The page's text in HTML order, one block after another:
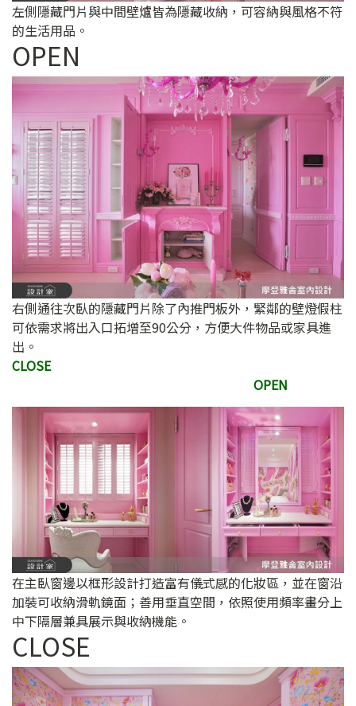
左側隱藏門片與中間壁爐皆為隱藏收納，可容納與風格不符
的生活用品。
OPEN
右側通往次臥的隱藏門片除了內推門板外，緊鄰的壁燈假柱
可依需求將出入口拓增至90公分，方便大件物品或家具進
出。
CLOSE
OPEN
在主臥窗邊以框形設計打造富有儀式感的化妝區，並在窗沿
加裝可收納滑軌鏡面；善用垂直空間，依照使用頻率畫分上
中下隔層兼具展示與收納機能。
CLOSE